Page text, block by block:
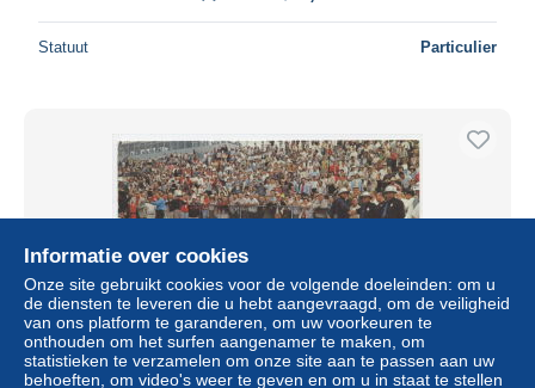
Statuut Particulier
INDIANAPOLIS IND. - 500 MILES RACE - JIM
Informatie over cookies
Onze site gebruikt cookies voor de volgende doeleinden: om u
de diensten te leveren die u hebt aangevraagd, om de veiligheid
van ons platform te garanderen, om uw voorkeuren te
onthouden om het surfen aangenamer te maken, om
statistieken te verzamelen om onze site aan te passen aan uw
behoeften, om video's weer te geven en om u in staat te stellen